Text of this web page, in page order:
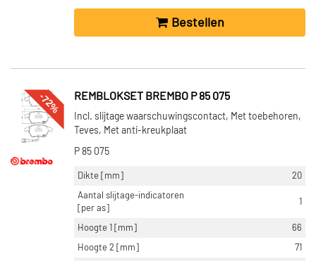
Bestellen
-72% REMBLOKSET BREMBO P 85 075
Incl. slijtage waarschuwingscontact, Met toebehoren,
Teves, Met anti-kreukplaat
P 85 075
Dikte [mm]
20
Aantal slijtage-indicatoren
[per as]
1
Hoogte 1 [mm]
66
Hoogte 2 [mm]
71